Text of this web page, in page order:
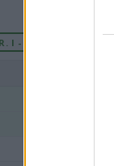
I - AKTUALNA TABELA